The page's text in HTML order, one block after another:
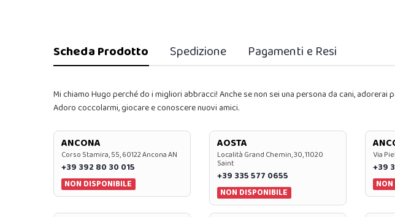
Scheda Prodotto Spedizione Pagamenti e Resi
Mi chiamo Hugo perché do i migliori abbracci! Anche se non sei una persona da cani, adorerai
Adoro coccolarmi, giocare e conoscere nuovi amici.
ANCONA
Corso Stamira, 55, 60122 Ancona AN
+39 392 80 30 015
NON DISPONIBILE
AOSTA
Località Grand Chemin, 30, 11020
Saint
+39 335 577 0655
NON DISPONIBILE
Via
+39